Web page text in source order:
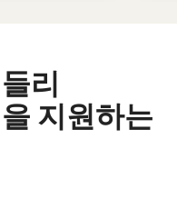
리
지원하는